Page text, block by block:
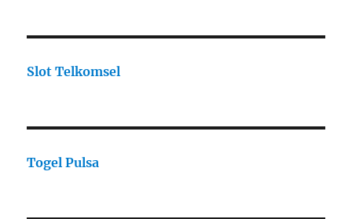
Slot Telkomsel
Togel Pulsa